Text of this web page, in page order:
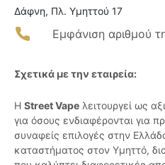
Δάφνη, Πλ. Υμηττού 17
Εμφάνιση αριθμού
Σχετικά με την εταιρεία:
Η Street Vape λειτουργεί ως
για όσους ενδιαφέρονται για
συναφείς επιλογές στην
καταστήματος στον Υμηττό,